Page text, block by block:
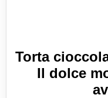
Torta
Il dolce